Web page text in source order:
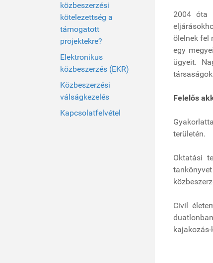
közbeszerzési
kötelezettség a
támogatott
projektekre?
Elektronikus
közbeszerzés (EKR)
Közbeszerzési
válságkezelés
Kapcsolatfelvétel
2004 óta
ölelnek fel
egy
ügyeit.
Felelős
területén.
Oktatási
Civil